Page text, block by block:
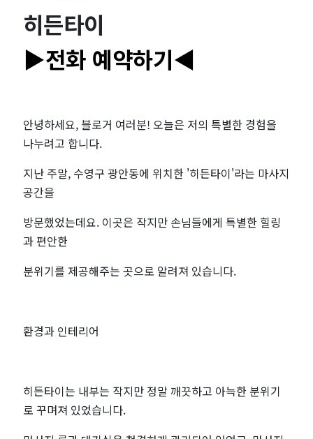
히든타이
▶전화 예약하기◀
안녕하세요, 블로거 여러분! 오늘은 저의 특별한 경험을
나누려고 합니다.
지난 주말, 수영구 광안동에 위치한 '히든타이'라는 마사지
공간을
방문했었는데요. 이곳은 작지만 손님들에게 특별한 힐링
과 편안한
분위기를 제공해주는 곳으로 알려져 있습니다.
환경과 인테리어
히든타이는 내부는 작지만 정말 깨끗하고 아늑한 분위기
로 꾸며져 있었습니다.